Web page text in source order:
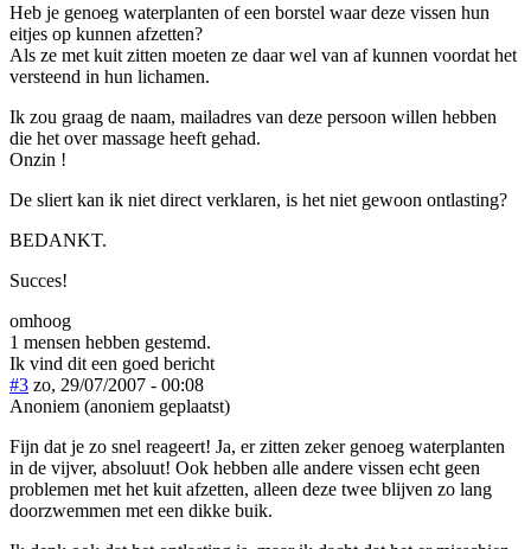
Heb je genoeg waterplanten of een borstel waar deze vissen hun
eitjes op kunnen afzetten?
Als ze met kuit zitten moeten ze daar wel van af kunnen voordat het
versteend in hun lichamen.
Ik zou graag de naam, mailadres van deze persoon willen hebben
die het over massage heeft gehad.
Onzin !
De sliert kan ik niet direct verklaren, is het niet gewoon ontlasting?
BEDANKT.
Succes!
omhoog
1 mensen hebben gestemd.
Ik vind dit een goed bericht
#3 zo, 29/07/2007 - 00:08
Anoniem (anoniem geplaatst)
Fijn dat je zo snel reageert! Ja, er zitten zeker genoeg waterplanten
in de vijver, absoluut! Ook hebben alle andere vissen echt geen
problemen met het kuit afzetten, alleen deze twee blijven zo lang
doorzwemmen met een dikke buik.